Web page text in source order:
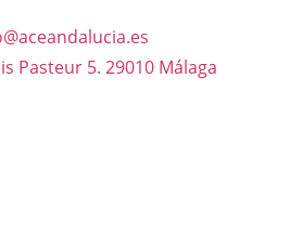
Pasteur 5. 29010 Málaga